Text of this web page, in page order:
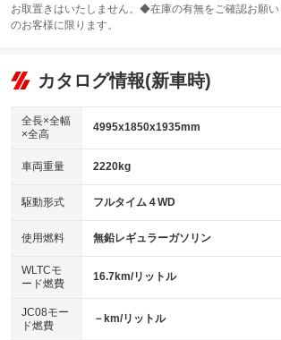
サンルーフ
：装備あり ABS
リフトアップ
：装備なし
：装備なし
パワーウィンドウ
アイドリングストップ
：装備なし
USB入力端子
：装備なし
100V電源
：装備なし
センターデフロック
：装備なし
電動格納ミラー
：装備あり
TV：フルセグ
：装備あり
ビジュアル
：装備なし
：装備あり
革シート
キーレス
HID(キセノンライト)
：装備なし
バックカメラ
：装備あり
エアロ
：装備なし
：装備なし
パワーシート
お取置きはいたしません。◆在庫の有無をご確認お願
のお客様に限ります。
カタログ情報(新車時)
全長×全幅
×全高
4995x1850x1935mm
車両重量 2220kg
駆動形式 フルタイム４WD
使用燃料 無鉛レギュラーガソリン
WLTCモ
ード燃費
16.7km/リットル
JC08モー
ド燃費
－km/リットル